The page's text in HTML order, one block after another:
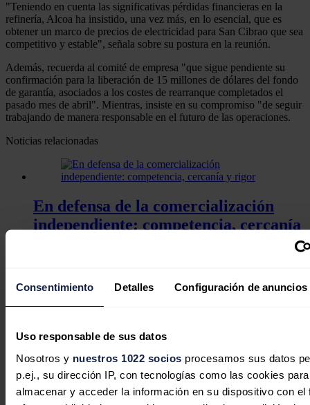
Consentimiento Detalles Configuración de anuncios
Uso responsable de sus datos
Nosotros y nuestros 1022 socios procesamos sus datos
p.ej., su dirección IP, con tecnologías como las cookies para
almacenar y acceder la información en su dispositivo con el
"Teniendo en cuenta las significativas pérdidas financieras en la
refinería, Alcoa ha insistido, una vez más, en lo esencial, que es
obtener un marco de precios de electricidad para San Cibrao que sea
competitivo y estable", señala sobre su postura en la reunión.
Además, recuerda al comité de empresa "que sigue pendiente su
confirmación para la liberación de 15 millones de dólares del fondo
de garantía, asociados a los costes de rearranque completados el
pasado mes de abril". Mientras, insiste en su compromiso "de seguir
trabajando de manera responsable en el futuro de las operaciones.
Noticias relacionadas
En defensa de la comercialización
independiente: competencia, cercanía